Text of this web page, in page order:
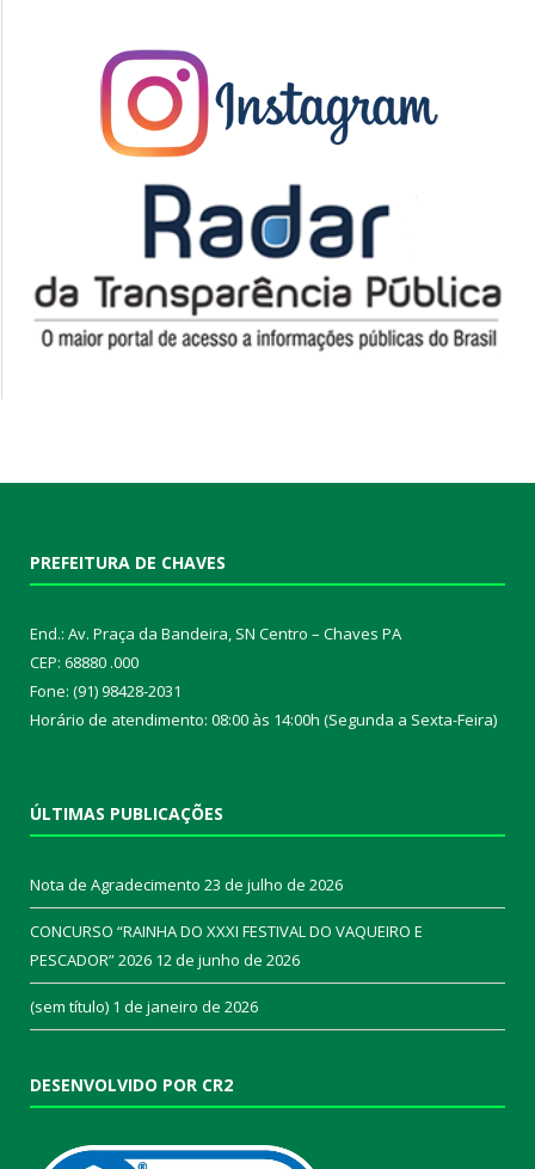
PREFEITURA DE CHAVES
End.: Av. Praça da Bandeira, SN Centro – Chaves PA
CEP: 68880 .000
Fone: (91) 98428-2031
Horário de atendimento: 08:00 às 14:00h (Segunda a Sexta-Feira)
ÚLTIMAS PUBLICAÇÕES
Nota de Agradecimento 23 de julho de 2026
CONCURSO “RAINHA DO XXXI FESTIVAL DO VAQUEIRO E
PESCADOR” 2026 12 de junho de 2026
(sem título) 1 de janeiro de 2026
DESENVOLVIDO POR CR2